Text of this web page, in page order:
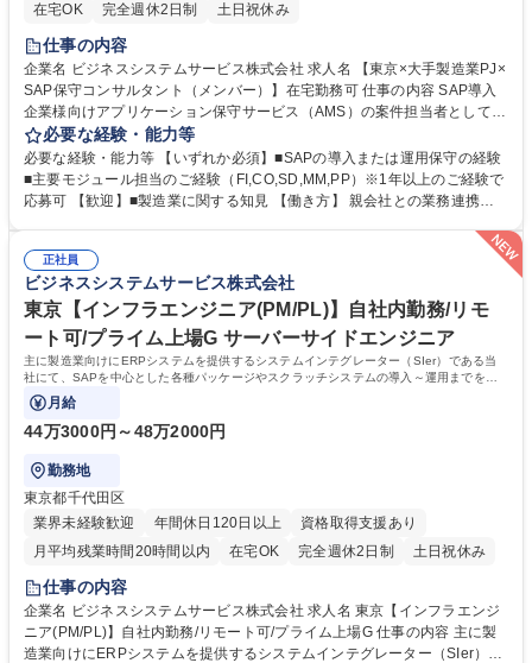
在宅OK
完全週休2日制 土日祝休み
仕事の内容
企業名 ビジネスシステムサービス株式会社 求人名 【東京×大手製造業PJ×
SAP保守コンサルタント（メンバー）】在宅勤務可 仕事の内容 SAP導入
企業様向けアプリケーション保守サービス（AMS）の案件担当者として従
事いただきます。 【想定業務】インシデント対応/エンハンス/障害対応/シ
ステム調査/ユーザ教育/改善提案 【キャリア】 案件のメンバーとして参画
し、上記業務に従事いただきます。 一通り弊社業務を理解いただいた際に
は後輩指導やOJT、案件のサブリーダーなどを行っていただきたいと考え
【東京×大手製造業PJ×SAP保守コンサルタント（メンバー）】在宅勤務
可
必要な経験・能力等
必要な経験・能力等 【いずれか必須】■SAPの導入または運用保守の経験
■主要モジュール担当のご経験（FI,CO,SD,MM,PP）※1年以上のご経験で
応募可 【歓迎】■製造業に関する知見 【働き方】 親会社との業務連携も
が多く、中小規模ながら大手企業の案件に上流から参画できる環境です。
また当社側で案件管理を担っているため働きやすい環境を整備していま
す。 学歴・資格 学歴：大学院 大学 高専 短大 専修学校 高校 語学力： 資
格：
正社員
ビジネスシステムサービス株式会社
東京【インフラエンジニア(PM/PL)】自社内勤務/リモ
ート可/プライム上場G サーバーサイドエンジニア
主に製造業向けにERPシステムを提供するシステムインテグレーター（SIer）である当
社にて、SAPを中心とした各種パッケージやスクラッチシステムの導入～運用までを案
件管理者としてお任せいたします。
月給
44万3000円～48万2000円
勤務地
東京都千代田区
業界未経験歓迎
年間休日120日以上
資格取得支援あり
月平均残業時間20時間以内
在宅OK 完全週休2日制 土日祝休み
仕事の内容
企業名 ビジネスシステムサービス株式会社 求人名 東京【インフラエンジ
ニア(PM/PL)】自社内勤務/リモート可/プライム上場G 仕事の内容 主に製
造業向けにERPシステムを提供するシステムインテグレーター（SIer）で